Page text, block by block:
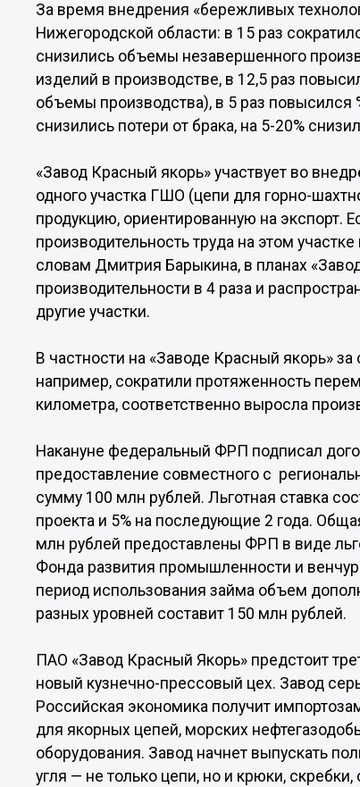
За время внедрения «бережливых
Нижегородской области: в 15 раз
снизились объемы незавершенного
изделий в производстве, в 12,5 раз
объемы производства), в 5 раз повысился
снизились потери от брака, на 5-20%
«Завод Красный якорь» участвует во
одного участка ГШО (цепи для горно-
продукцию, ориентированную на экспорт.
производительность труда на этом
словам Дмитрия Барыкина, в планах
производительности в 4 раза и
другие участки.
В частности на «Заводе Красный якорь»
например, сократили протяженность
километра, соответственно выросла
Накануне федеральный ФРП подписал
предоставление совместного с
сумму 100 млн рублей. Льготная ставка
проекта и 5% на последующие 2 года.
млн рублей предоставлены ФРП в виде
Фонда развития промышленности и
период использования займа объем
разных уровней составит 150 млн рублей.
ПАО «Завод Красный Якорь» предстоит
новый кузнечно-прессовый цех. Завод
Российская экономика получит
для якорных цепей, морских
оборудования. Завод начнет выпускать
угля — не только цепи, но и крюки,